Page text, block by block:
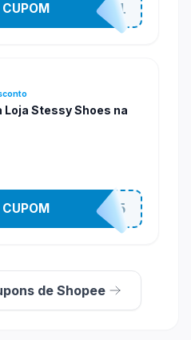
STES2541
CUPOM
Loja Stessy Shoes na
STES2525
CUPOM
de Shopee